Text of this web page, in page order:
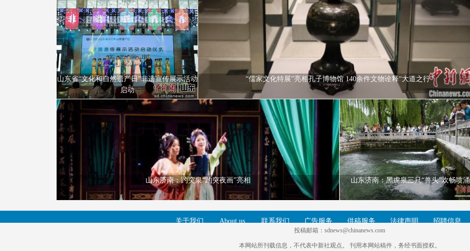
“儒家文化特展”亮相孔子博物馆 140余件文物诠释“大道之行”
山东省“文化和自然遗产日”非遗宣传展示活动
启动
山东省“文化和自然遗产日”非遗宣传展示活动
启动。
山东济南：趵突泉“趵突夜画”亮相
山东济南：趵突泉“趵突夜画”亮相。
山东济南：黑虎泉三只“兽头”欢畅喷涌
山东济南：黑虎泉三只“兽头”欢畅喷涌。
关于我们 About us 联系我们 广告服务 供稿服务 法律声明 招聘信息
投稿邮箱：sdnews@chinanews.com
本网站所刊载信息，不代表中新社观点。 刊用本网站稿件，务经书面授权。